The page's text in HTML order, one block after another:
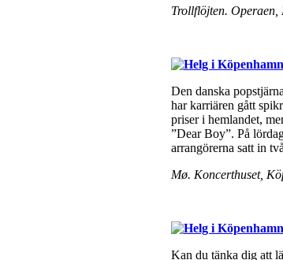
Trollflöjten.
Den danska
har karriären gått
priser i hemlandet,
”Dear Boy”. På
arrangörerna satt in
Mø. Koncerthuset,
Kan du tänka dig att